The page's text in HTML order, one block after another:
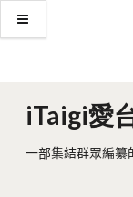
iTaigi愛
一部集結群眾編纂